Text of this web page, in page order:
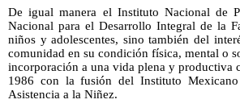
De igual manera el Instituto Nacional de
Nacional para el Desarrollo Integral de la
niños y adolescentes, sino también del
comunidad en su condición física, mental o
incorporación a una vida plena y productiva
1986 con la fusión del Instituto
Asistencia a la Niñez.